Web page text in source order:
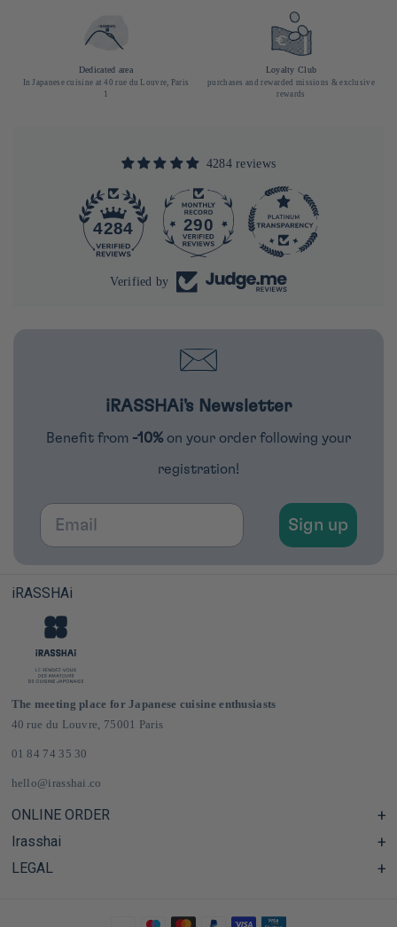
Dedicated area
In Japanese cuisine at 40 rue du Louvre, Paris
1
Loyalty Club
purchases and rewarded missions & exclusive
rewards
4284 reviews
4284 290
Verified by
iRASSHAi's Newsletter
Benefit from -10% on your order following your
registration!
Email
Sign up
iRASSHAi
The meeting place for Japanese cuisine enthusiasts
40 rue du Louvre, 75001 Paris
01 84 74 35 30
hello@irasshai.co
ONLINE ORDER
Help Center & FAQ
Shipping and Delivery in France & Europe
Irasshai
Hours at 40 Rue du Louvre, Paris
LEGAL